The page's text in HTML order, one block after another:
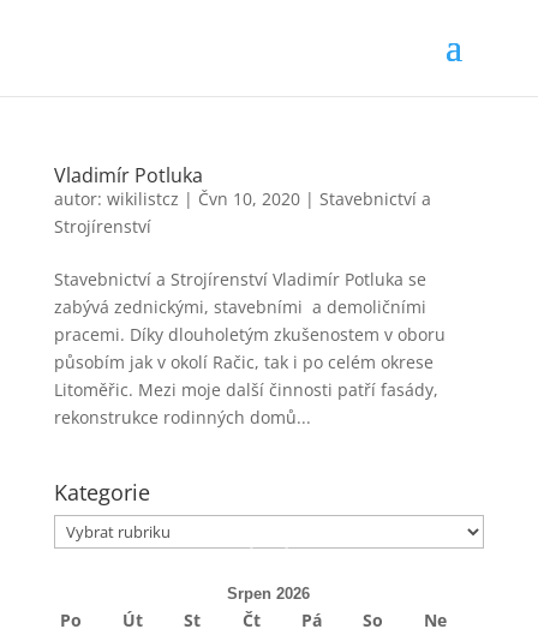
Vladimír Potluka
autor: wikilistcz | Čvn 10, 2020| Stavebnictví a
Strojírenství
Stavebnictví a Strojírenství Vladimír Potluka se
zabývá zednickými, stavebními a demoličními
pracemi. Díky dlouholetým zkušenostem v oboru
působím jak v okolí Račic, tak i po celém okrese
Litoměřic. Mezi moje další činnosti patří fasády,
rekonstrukce rodinných domů...
Kategorie
Kategorie
Srpen 2026
Po Út St Čt Pá So
Ne